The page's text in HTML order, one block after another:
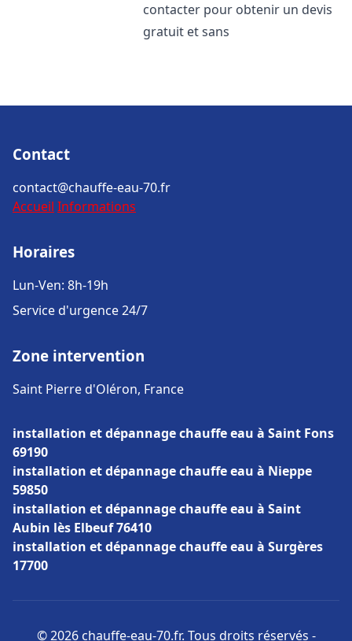
contacter pour obtenir un devis
gratuit et sans
Contact
contact@chauffe-eau-70.fr
Accueil Informations
Horaires
Lun-Ven: 8h-19h
Service d'urgence 24/7
Zone intervention
Saint Pierre d'Oléron, France
installation et dépannage chauffe eau à Saint Fons
69190
installation et dépannage chauffe eau à Nieppe
59850
installation et dépannage chauffe eau à Saint
Aubin lès Elbeuf 76410
installation et dépannage chauffe eau à Surgères
17700
© 2026 chauffe-eau-70.fr. Tous droits réservés -